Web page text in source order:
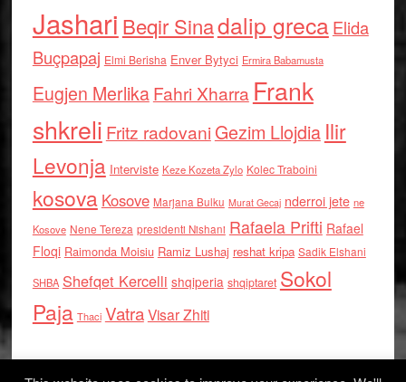
Jashari Beqir Sinadalip grecaElida
Buçpapaj Elmi Berisha Enver Bytyci Ermira Babamusta
Eugjen MerlikaFahri Xharra Frank
shkreli Fritz radovaniGezim Llojdia Ilir
Levonja Interviste Keze Kozeta Zylo Kolec Traboini
kosova Kosove Marjana Bulku Murat Gecaj nderroi jete ne
Kosove Nene Tereza presidenti Nishani Rafaela Prifti Rafael
Floqi Raimonda Moisiu Ramiz Lushaj reshat kripa Sadik Elshani
SHBA Shefqet Kercelli shqiperia shqiptaret Sokol
Paja Thaci VatraVisar Zhiti